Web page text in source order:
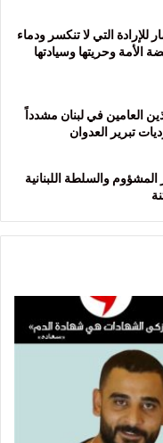
عيد الانتصار للإرادة التي لا تنكسر ودماء
وحريتها وسيادتها
العامين في لبنان مشدداً
تبرير العدوان
“اتفاق الاطار” نسخة عن 17 أيار المشؤوم والسلطة اللبنانية